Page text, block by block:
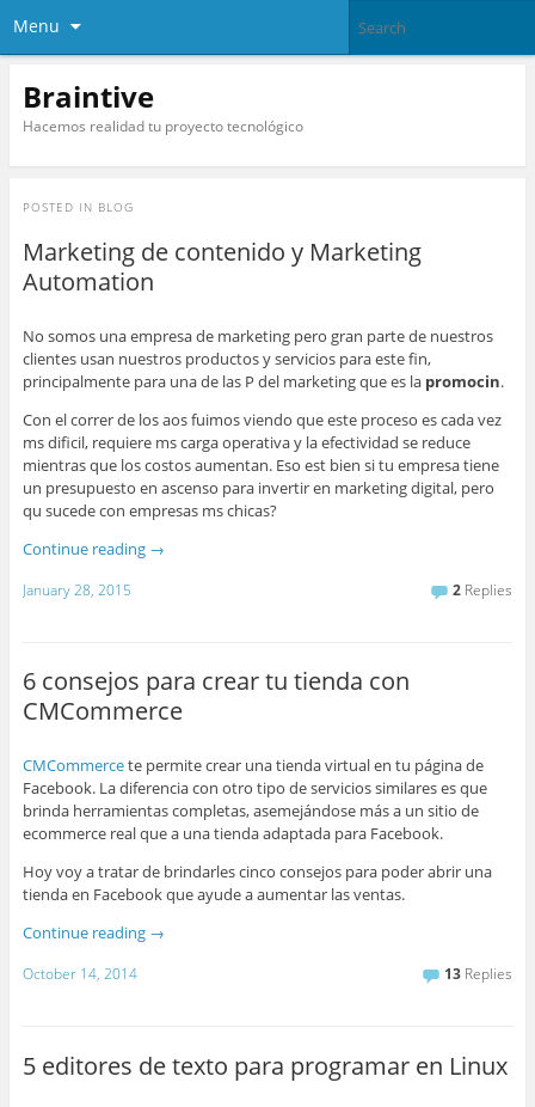
Menu
Braintive
Hacemos realidad tu proyecto tecnológico
POSTED IN BLOG
Marketing de contenido y Marketing
Automation
No somos una empresa de marketing pero gran parte de nuestros
clientes usan nuestros productos y servicios para este fin,
principalmente para una de las P del marketing que es la promocin.
Con el correr de los aos fuimos viendo que este proceso es cada vez
ms dificil, requiere ms carga operativa y la efectividad se reduce
mientras que los costos aumentan. Eso est bien si tu empresa tiene
un presupuesto en ascenso para invertir en marketing digital, pero
qu sucede con empresas ms chicas?
Continue reading →
January 28, 2015 2 Replies
6 consejos para crear tu tienda con
CMCommerce
CMCommercete permite crear una tienda virtual en tu página de
Facebook. La diferencia con otro tipo de servicios similares es que
brinda herramientas completas, asemejándose más a un sitio de
ecommerce real que a una tienda adaptada para Facebook.
Hoy voy a tratar de brindarles cinco consejos para poder abrir una
tienda en Facebook que ayude a aumentar las ventas.
Continue reading →
October 14, 2014 13 Replies
5 editores de texto para programar en Linux